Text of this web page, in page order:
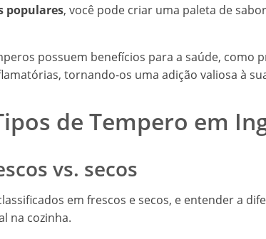
populares, você pode criar uma paleta de
possuem benefícios para a saúde, como
tornando-os uma adição valiosa à
de Tempero em
vs. secos
em frescos e secos, e entender a
na cozinha.